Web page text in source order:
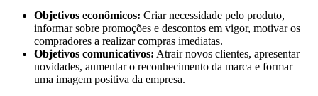
Objetivos econômicos: Criar necessidade pelo produto,
informar sobre promoções e descontos em vigor, motivar os
compradores a realizar compras imediatas.
Objetivos comunicativos: Atrair novos clientes, apresentar
novidades, aumentar o reconhecimento da marca e formar
uma imagem positiva da empresa.